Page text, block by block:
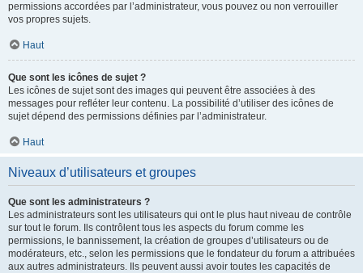
permissions accordées par l’administrateur, vous pouvez ou non verrouiller
vos propres sujets.
Haut
Que sont les icônes de sujet ?
Les icônes de sujet sont des images qui peuvent être associées à des
messages pour refléter leur contenu. La possibilité d’utiliser des icônes de
sujet dépend des permissions définies par l’administrateur.
Haut
Niveaux d’utilisateurs et groupes
Que sont les administrateurs ?
Les administrateurs sont les utilisateurs qui ont le plus haut niveau de contrôle
sur tout le forum. Ils contrôlent tous les aspects du forum comme les
permissions, le bannissement, la création de groupes d’utilisateurs ou de
modérateurs, etc., selon les permissions que le fondateur du forum a attribuées
aux autres administrateurs. Ils peuvent aussi avoir toutes les capacités de